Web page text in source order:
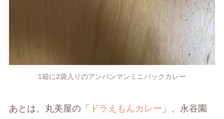
1箱に2袋入りのアンパンマンミニパックカレー
あとは、丸美屋の「 ドラえもんカレー 」、永谷園